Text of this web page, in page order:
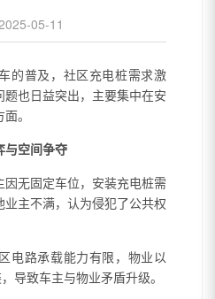
05-11
的普及，社区充电桩需求激
也日益突出，主要集中在安
。
与空间争夺
因无固定车位，安装充电桩需
主不满，认为侵犯了公共权
电路承载能力有限，物业以
导致车主与物业矛盾升级。